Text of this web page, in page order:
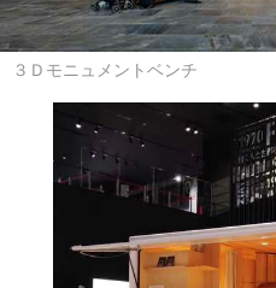
３Ｄモニュメントベンチ